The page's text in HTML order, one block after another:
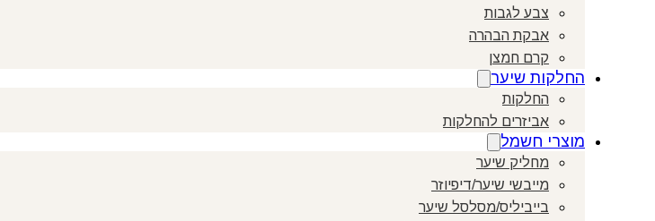
צבע לגבות
אבקת הבהרה
קרם חמצן
החלקות שיער
החלקות
אביזרים להחלקות
מוצרי חשמל
מחליק שיער
מייבשי שיער/דיפיוזר
בייביליס/מסלסל שיער